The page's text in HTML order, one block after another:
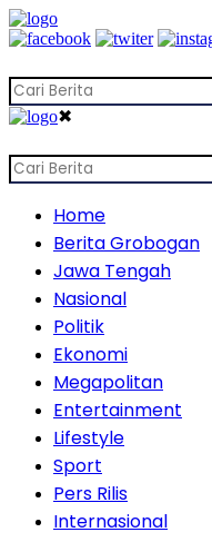
✖
Home
Berita Grobogan
Jawa Tengah
Nasional
Politik
Ekonomi
Megapolitan
Entertainment
Lifestyle
Sport
Pers Rilis
Internasional